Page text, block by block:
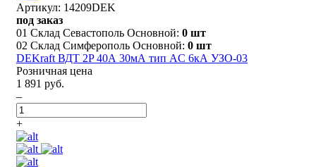
Артикул: 14209DEK
под заказ
01 Склад Севастополь Основной: 0 шт
02 Склад Симферополь Основной: 0 шт
DEKraft ВДТ 2P 40А 30мА тип AC 6кА УЗО-03
Розничная цена
1 891 руб.
–
+